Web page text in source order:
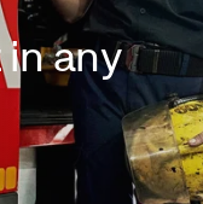
any